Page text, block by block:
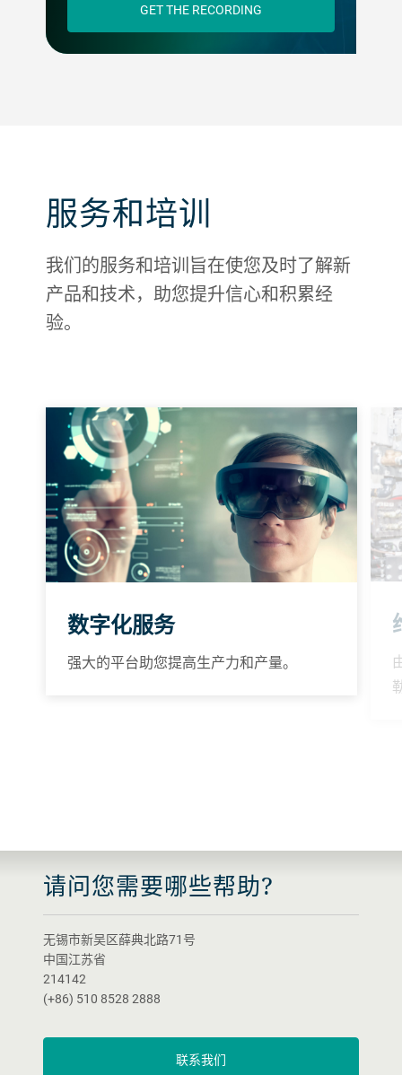
GET THE RECORDING
服务和培训
我们的服务和培训旨在使您及时了解新
产品和技术，助您提升信心和积累经
验。
数字化服务
强大的平台助您提高生产力和产量。
请问您需要哪些帮助?
无锡市新吴区薛典北路71号
中国江苏省
214142
(+86) 510 8528 2888
联系我们